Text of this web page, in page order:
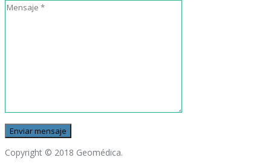
Copyright © 2018 Geomédica.